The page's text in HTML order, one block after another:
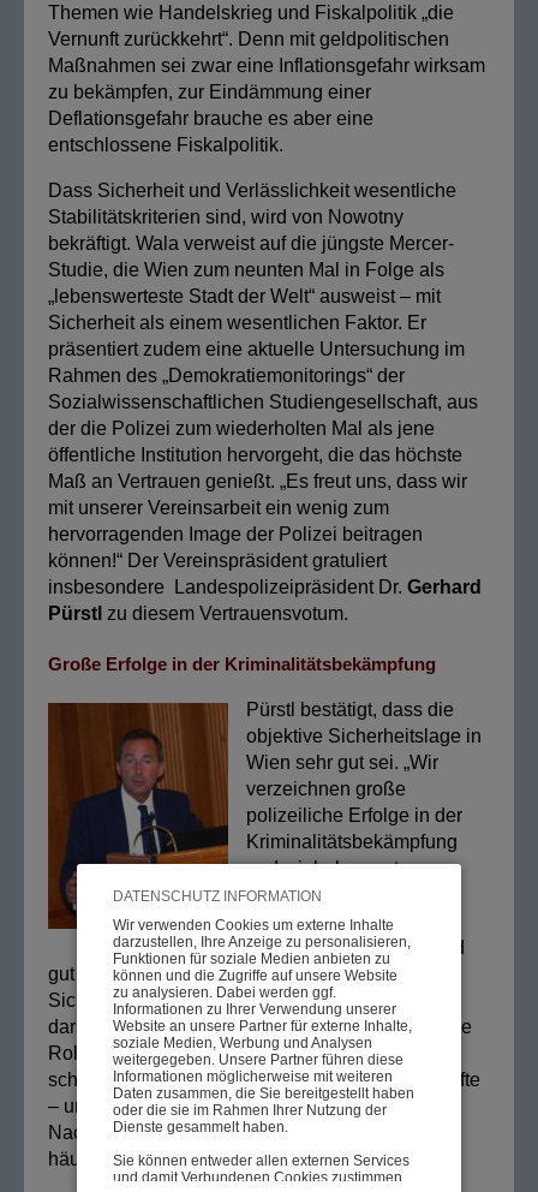
DATENSCHUTZ INFORMATION
Wir verwenden Cookies um externe Inhalte
darzustellen, Ihre Anzeige zu personalisieren,
Funktionen für soziale Medien anbieten zu
können und die Zugriffe auf unsere Website
zu analysieren. Dabei werden ggf.
Informationen zu Ihrer Verwendung unserer
Website an unsere Partner für externe Inhalte,
soziale Medien, Werbung und Analysen
weitergegeben. Unsere Partner führen diese
Informationen möglicherweise mit weiteren
Daten zusammen, die Sie bereitgestellt haben
oder die sie im Rahmen Ihrer Nutzung der
Dienste gesammelt haben.
Sie können entweder allen externen Services
und damit Verbundenen Cookies zustimmen,
Themen wie Handelskrieg und Fiskalpolitik „die
Vernunft zurückkehrt“. Denn mit geldpolitischen
Maßnahmen sei zwar eine Inflationsgefahr wirksam
zu bekämpfen, zur Eindämmung einer
Deflationsgefahr brauche es aber eine
entschlossene Fiskalpolitik.
Dass Sicherheit und Verlässlichkeit wesentliche
Stabilitätskriterien sind, wird von Nowotny
bekräftigt. Wala verweist auf die jüngste Mercer-
Studie, die Wien zum neunten Mal in Folge als
„lebenswerteste Stadt der Welt“ ausweist – mit
Sicherheit als einem wesentlichen Faktor. Er
präsentiert zudem eine aktuelle Untersuchung im
Rahmen des „Demokratiemonitorings“ der
Sozialwissenschaftlichen Studiengesellschaft, aus
der die Polizei zum wiederholten Mal als jene
öffentliche Institution hervorgeht, die das höchste
Maß an Vertrauen genießt. „Es freut uns, dass wir
mit unserer Vereinsarbeit ein wenig zum
hervorragenden Image der Polizei beitragen
können!“ Der Vereinspräsident gratuliert
insbesondere Landespolizeipräsident Dr. Gerhard
Pürstl zu diesem Vertrauensvotum.
Große Erfolge in der Kriminalitätsbekämpfung
Pürstl bestätigt, dass die
objektive Sicherheitslage in
Wien sehr gut sei. „Wir
verzeichnen große
polizeiliche Erfolge in der
Kriminalitätsbekämpfung
und wir haben gute
Konzepte in
Sicherheitspolizeilichen
Belangen – kurz: Wir sind
gut d’rauf!“ Er bedauert, dass sich das subjektive
Sicherheitsgefühl in der Bevölkerung oft anders
darstellt, da spielen „externe Faktoren“ eine große
Rolle. „Bei den Boulevardmedien gilt: Mit
schlechten Nachrichten macht man gute Geschäfte
– und über soziale Medien verbreiten sich
Nachrichten enorm, ihr Wahrheitsgehalt ist aber
häufig gering“, so Pürstl.